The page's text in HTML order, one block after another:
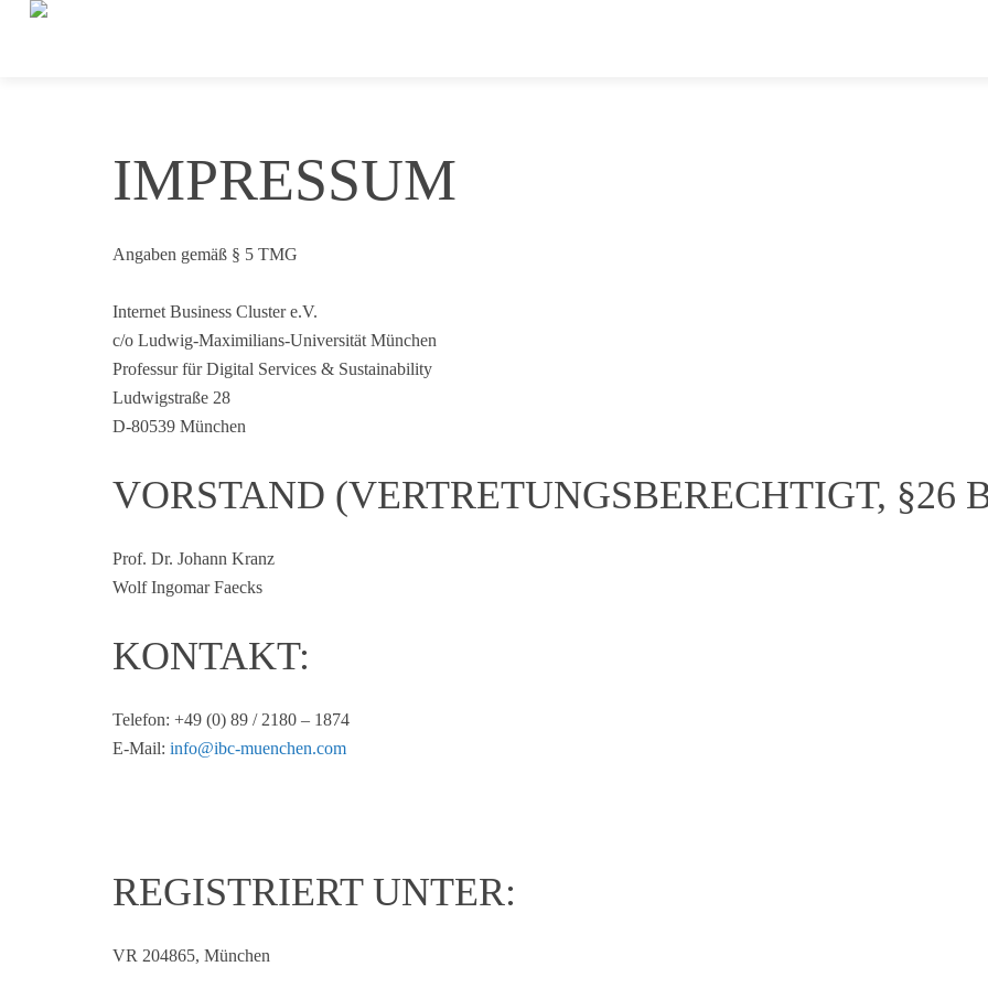
IMPRESSUM
Angaben gemäß § 5 TMG
Internet Business Cluster e.V.
c/o Ludwig-Maximilians-Universität München
Professur für Digital Services & Sustainability
Ludwigstraße 28
D-80539 München
VORSTAND (VERTRETUNGSBERECHTIGT, §26
Prof. Dr. Johann Kranz
Wolf Ingomar Faecks
KONTAKT:
Telefon: +49 (0) 89 / 2180 – 1874
E-Mail: info@ibc-muenchen.com
REGISTRIERT UNTER:
VR 204865, München